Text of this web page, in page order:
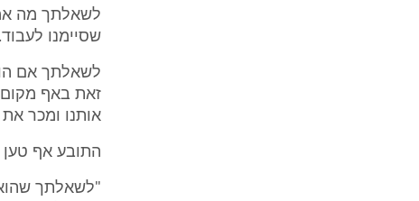
לשאלתך מה
שסיימנו לעבוד.
לשאלתך אם
זאת באף
אותנו ומכר את
התובע אף טען
"לשאלתך